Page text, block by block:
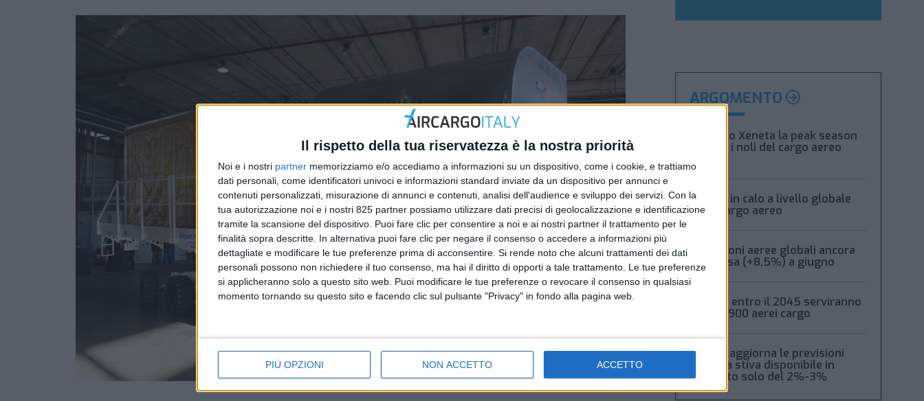
Il rispetto della tua riservatezza è la nostra priorità
Noi e i nostri partner memorizziamo e/o accediamo a informazioni su un dispositivo, come i cookie, e trattiamo
dati personali, come identificatori univoci e informazioni standard inviate da un dispositivo per annunci e
contenuti personalizzati, misurazione di annunci e contenuti, analisi dell'audience e sviluppo dei servizi. Con la
tua autorizzazione noi e i nostri 825 partner possiamo utilizzare dati precisi di geolocalizzazione e identificazione
tramite la scansione del dispositivo. Puoi fare clic per consentire a noi e ai nostri partner il trattamento per le
finalità sopra descritte. In alternativa puoi fare clic per negare il consenso o accedere a informazioni più
dettagliate e modificare le tue preferenze prima di acconsentire. Si rende noto che alcuni trattamenti dei dati
personali possono non richiedere il tuo consenso, ma hai il diritto di opporti a tale trattamento. Le tue preferenze
si applicheranno solo a questo sito web. Puoi modificare le tue preferenze o revocare il consenso in qualsiasi
momento tornando su questo sito e facendo clic sul pulsante "Privacy" in fondo alla pagina web.
PIÙ OPZIONI NON ACCETTO ACCETTO
ARGOMENTO
Secondo Xeneta la peak season
frena e i noli del cargo aereo
Volumi in calo a livello globale
per il cargo aereo
Spedizioni aeree globali ancora
in ripresa (+8,5%) a giugno
Boeing: entro il 2045 serviranno
oltre 2.900 aerei cargo
Xeneta aggiorna le previsioni
2026: la stiva disponibile in
aumento solo del 2%-3%